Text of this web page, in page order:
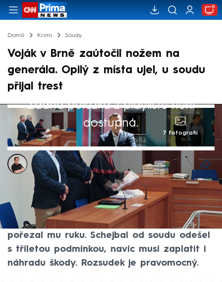
Domů Krimi Soudy
Voják v Brně zaútočil nožem na
generála. Opilý z místa ujel, u soudu
přijal trest
Žádná položka z playlistu není
dostupná.
7 fotografií
Jakub Nakládal
16. čvn 2026, 19:38
Soud potrestal vojáka Martina Schejbala,
který loni v září v brněnském klubu zaútočil
nožem na generála Romana Hyťhu a
pořezal mu ruku. Schejbal od soudu odešel
s tříletou podmínkou, navíc musí zaplatit i
náhradu škody. Rozsudek je pravomocný.